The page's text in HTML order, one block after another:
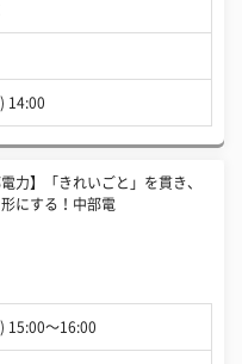
14:00
電力】「きれいごと」を貫き、
にする！中部電
15:00〜16:00